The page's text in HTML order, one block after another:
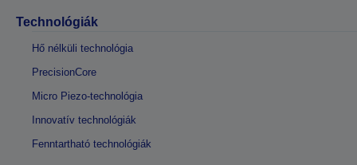
Technológiák
Hő nélküli technológia
PrecisionCore
Micro Piezo-technológia
Innovatív technológiák
Fenntartható technológiák